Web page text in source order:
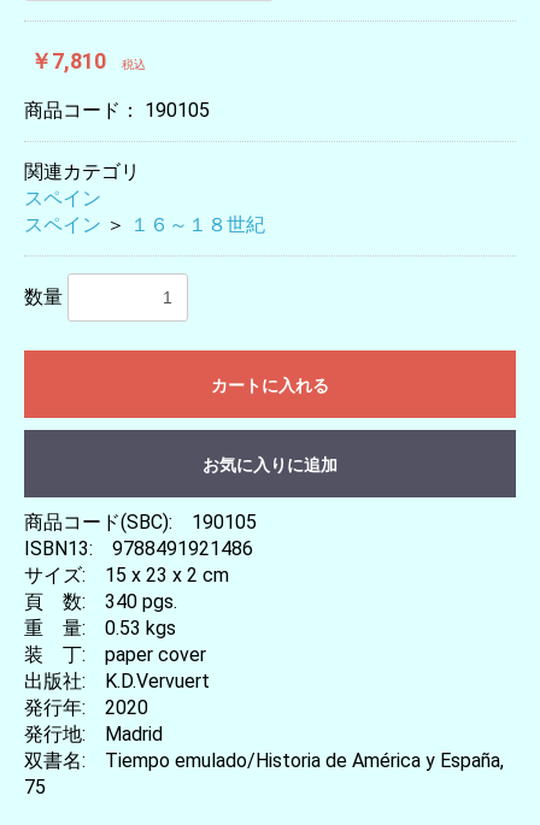
￥7,810 税込
商品コード： 190105
関連カテゴリ
スペイン
スペイン ＞ １６～１８世紀
数量
カートに入れる
お気に入りに追加
商品コード(SBC): 190105
ISBN13: 9788491921486
サイズ: 15 x 23 x 2 cm
頁 数: 340 pgs.
重 量: 0.53 kgs
装 丁: paper cover
出版社: K.D.Vervuert
発行年: 2020
発行地: Madrid
双書名: Tiempo emulado/Historia de América y España,
75